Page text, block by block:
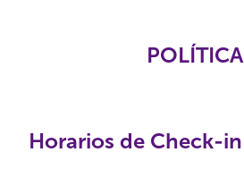
Horarios de Check-